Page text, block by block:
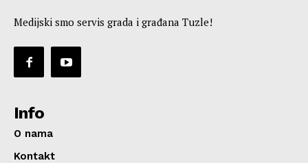
Medijski smo servis grada i građana Tuzle!
Info
O nama
Kontakt